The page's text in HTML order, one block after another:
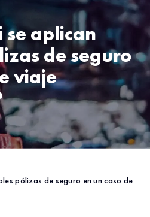
se aplican
de seguro
viaje
pólizas de seguro en un caso de